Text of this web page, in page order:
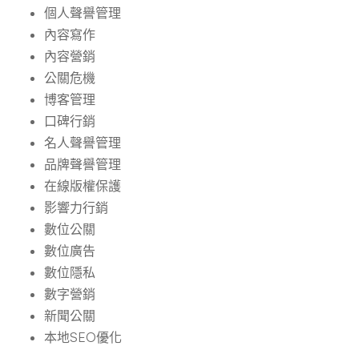
個人聲譽管理
內容寫作
內容營銷
公關危機
博客管理
口碑行銷
名人聲譽管理
品牌聲譽管理
在線版權保護
影響力行銷
數位公關
數位廣告
數位隱私
數字營銷
新聞公關
本地SEO優化